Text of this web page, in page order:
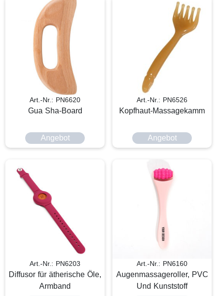
Art.-Nr.: PN6620
Gua Sha-Board
Angebot
Art.-Nr.: PN6526
Kopfhaut-Massagekamm
Angebot
Art.-Nr.: PN6203
Diffusor für ätherische Öle,
Armband
Art.-Nr.: PN6160
Augenmassageroller, PVC
Und Kunststoff